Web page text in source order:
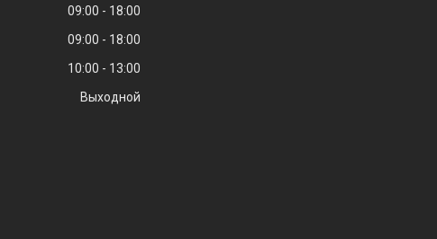
09:00
18:00
09:00
18:00
10:00
13:00
Выходной